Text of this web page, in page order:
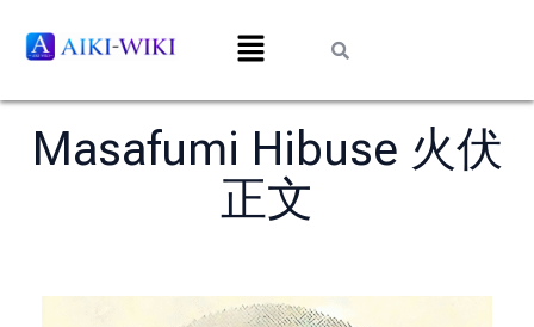
Masafumi Hibuse 火伏
正文